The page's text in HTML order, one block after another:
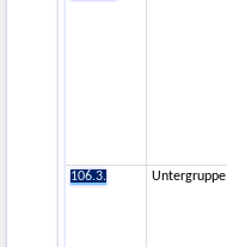
106.3.
Untergruppe